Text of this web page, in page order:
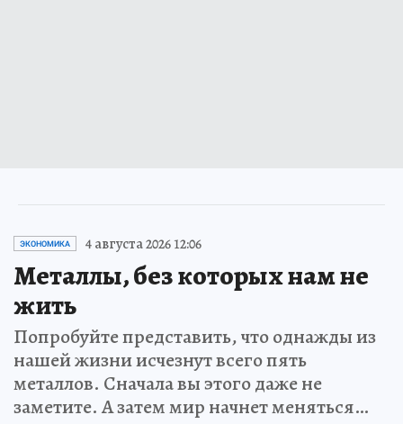
ЭКОНОМИКА 4 августа 2026 12:06
Металлы, без которых нам не
жить
Попробуйте представить, что однажды из
нашей жизни исчезнут всего пять
металлов. Сначала вы этого даже не
заметите. А затем мир начнет меняться…